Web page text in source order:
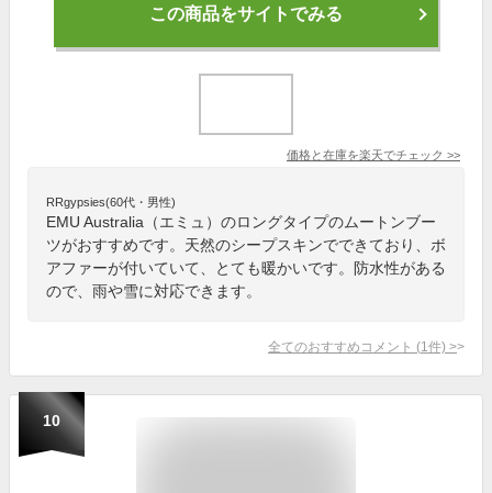
この商品をサイトでみる
価格と在庫を楽天でチェック >>
RRgypsies(60代・男性)
EMU Australia（エミュ）のロングタイプのムートンブー
ツがおすすめです。天然のシープスキンでできており、ボ
アファーが付いていて、とても暖かいです。防水性がある
ので、雨や雪に対応できます。
全てのおすすめコメント (1 件) >
10